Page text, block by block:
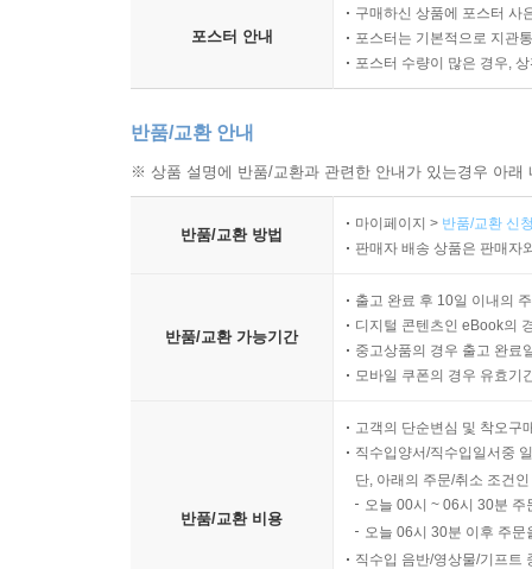
포스터 안내
구매하신 상품에 포스터 사
포스터는 기본적으로 지관
포스터 수량이 많은 경우,
반품/교환 안내
※ 상품 설명에 반품/교환과 관련한 안내가 있는경우 아
반품/교환 방법
마이페이지 > 반품/교환 신
판매자 배송 상품은 판매자
반품/교환 가능기간
출고 완료 후 10일 이내의
디지털 콘텐츠인 eBook의
중고상품의 경우 출고 완료
모바일 쿠폰의 경우 유효기
반품/교환 비용
고객의 단순변심 및 착오구
직수입양서/직수입일서중
단, 아래의 주문/취소 조건
오늘 00시 ~ 06시 30분
오늘 06시 30분 이후 주
직수입 음반/영상물/기프트